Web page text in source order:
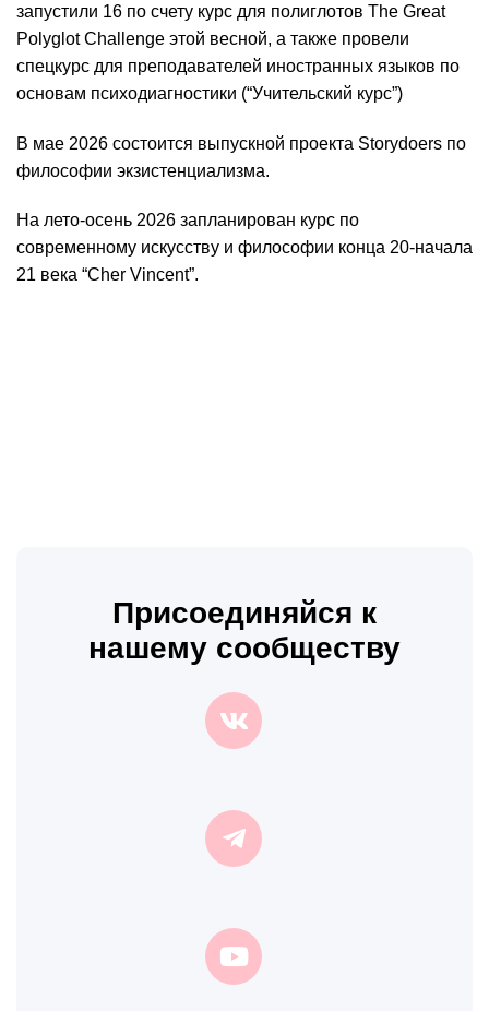
запустили 16 по счету курс для полиглотов The Great
Polyglot Challenge этой весной, а также провели
спецкурс для преподавателей иностранных языков по
основам психодиагностики (“Учительский курс”)
В мае 2026 состоится выпускной проекта Storydoers по
философии экзистенциализма.
На лето-осень 2026 запланирован курс по
современному искусству и философии конца 20-начала
21 века “Cher Vincent”.
Присоединяйся к
нашему сообществу